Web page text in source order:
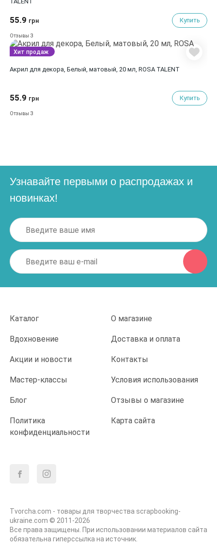
55.9 грн Купить
Отзывы 3
Акрил для декора, Белый, матовый, 20 мл, ROSA TALENT
55.9 грн Купить
Отзывы 3
Хит продаж
Узнавайте первыми о распродажах и
новинках!
Каталог О магазине
Вдохновение Доставка и оплата
Акции и новости Контакты
Мастер-классы Условия использования
Блог Отзывы о магазине
Политика
конфиденциальности
Карта сайта
Tvorcha.com - товары для творчества scrapbooking-
ukraine.com © 2011-2026
Все права защищены. При использовании материалов сайта
обязательна гиперссылка на источник.